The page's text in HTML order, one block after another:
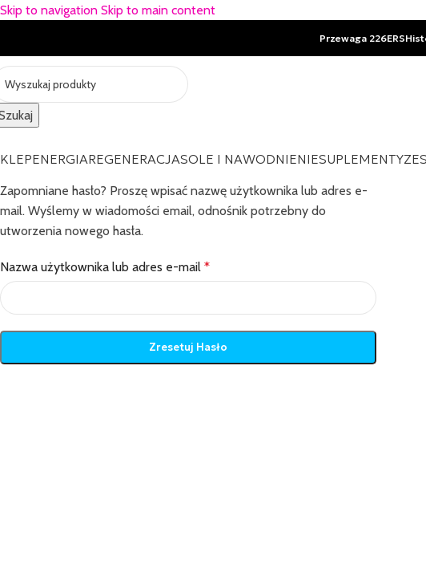
Skip to navigation Skip to main content
Przewaga 226ERS
ENERGIAREGENERACJASOLE I NAWODNIENIESUPLEMENTY
Zapomniane hasło? Proszę wpisać nazwę użytkownika lub adres e-
mail. Wyślemy w wiadomości email, odnośnik potrzebny do
utworzenia nowego hasła.
Nazwa użytkownika lub adres e-mail *
Zresetuj Hasło